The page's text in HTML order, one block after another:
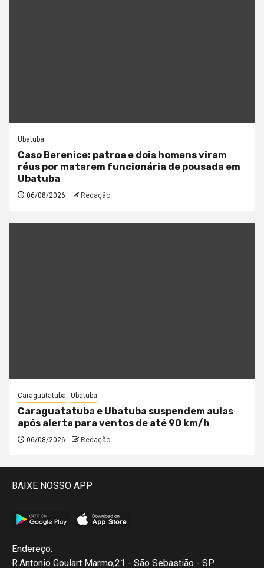
Ubatuba
Caso Berenice: patroa e dois homens viram
réus por matarem funcionária de pousada em
Ubatuba
06/08/2026 Redação
Caraguatatuba Ubatuba
Caraguatatuba e Ubatuba suspendem aulas
após alerta para ventos de até 90 km/h
06/08/2026 Redação
BAIXE NOSSO APP
Endereço:
R.Antonio Goulart Marmo,21 - São Sebastião - SP